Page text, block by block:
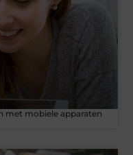
met mobiele apparaten